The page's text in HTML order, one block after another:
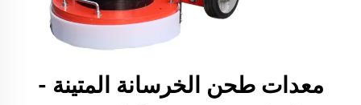
معدات طحن الخرسانة المتينة -